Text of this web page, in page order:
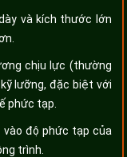
và kích thước lớn
chịu lực (thường
lưỡng, đặc biệt với
phức tạp.
vào độ phức tạp của
trình.